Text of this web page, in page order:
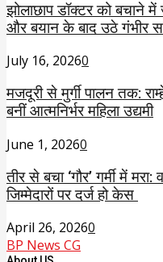
झोलाछाप डॉक्टर को बचाने
और बयान के बाद उठे गंभीर
July 16, 20260
मजदूरी से मुर्गी पालन तक:
बनीं आत्मनिर्भर महिला उद्यमी
June 1, 20260
तीर से बचा ‘गौर’ गर्मी में
जिम्मेदारों पर दर्ज हो केस
April 26, 20260
BP News CG